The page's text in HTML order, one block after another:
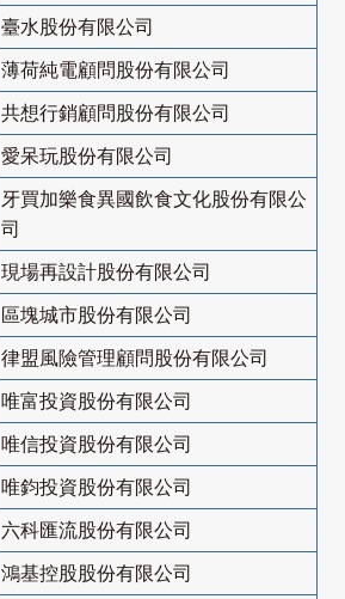
臺水股份有限公司
薄荷純電顧問股份有限公司
共想行銷顧問股份有限公司
愛呆玩股份有限公司
牙買加樂食異國飲食文化股份有限公
司
現場再設計股份有限公司
區塊城市股份有限公司
律盟風險管理顧問股份有限公司
唯富投資股份有限公司
唯信投資股份有限公司
唯鈞投資股份有限公司
六科匯流股份有限公司
鴻基控股股份有限公司